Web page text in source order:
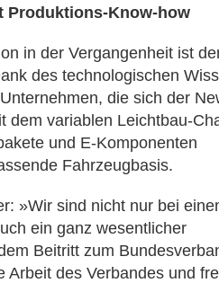
Produktions-Know-how
in der Vergangenheit ist
des technologischen
die sich der
dem variablen Leichtbau-
und E-Komponenten
Fahrzeugbasis.
»Wir sind nicht nur bei
ein ganz wesentlicher
Beitritt zum
Arbeit des Verbandes und